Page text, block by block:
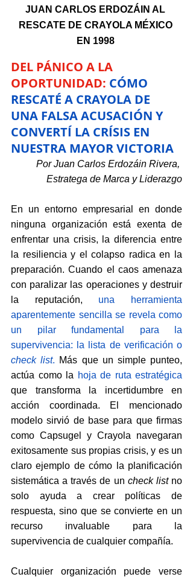
JUAN CARLOS ERDOZÁIN AL
RESCATE DE CRAYOLA MÉXICO
EN 1998
DEL PÁNICO A LA
OPORTUNIDAD: CÓMO
RESCATÉ A CRAYOLA DE
UNA FALSA ACUSACIÓN Y
CONVERTÍ LA CRÍSIS EN
NUESTRA MAYOR VICTORIA
Por Juan Carlos Erdozáin Rivera,
Estratega de Marca y Liderazgo
En un entorno empresarial en donde
ninguna organización está exenta de
enfrentar una crisis, la diferencia entre
la resiliencia y el colapso radica en la
preparación. Cuando el caos amenaza
con paralizar las operaciones y destruir
la reputación, una herramienta
aparentemente sencilla se revela como
un pilar fundamental para la
check list. Más que un simple punteo,
actúa como la hoja de ruta estratégica
que transforma la incertidumbre en
acción coordinada. El mencionado
modelo sirvió de base para que firmas
como Capsugel y Crayola navegaran
exitosamente sus propias crisis, y es un
claro ejemplo de cómo la planificación
sistemática a través de un check list no
solo ayuda a crear políticas de
respuesta, sino que se convierte en un
recurso invaluable para la
supervivencia de cualquier compañía.
Cualquier organización puede verse